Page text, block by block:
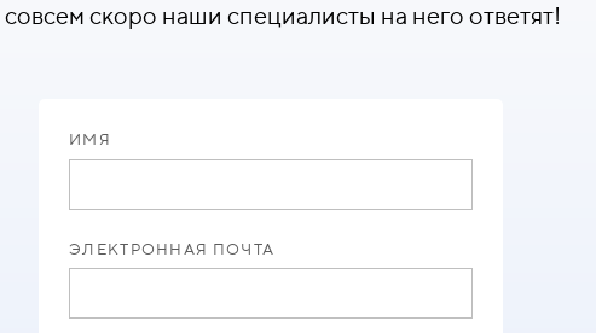
скоро наши специалисты на него ответят!
ИМЯ
ЭЛЕКТРОННАЯ ПОЧТА